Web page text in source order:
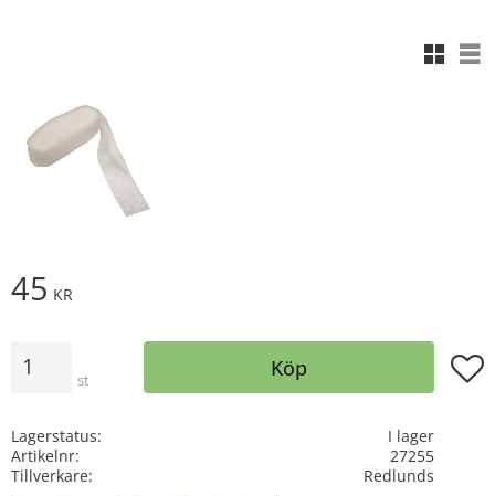
45 KR
st Köp
Lagerstatus
I lager
Artikelnr
27255
Tillverkare
Redlunds